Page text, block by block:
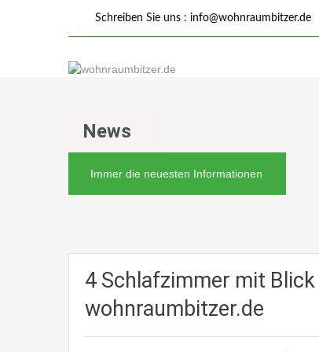
Schreiben Sie uns : info@wohnraumbitzer.de
News
Immer die neuesten Informationen
4 Schlafzimmer mit
wohnraumbitzer.de